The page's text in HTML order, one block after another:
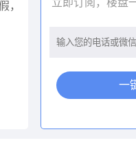
，
立即订阅，楼盘
一